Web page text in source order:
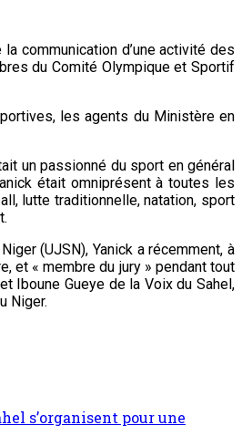
communication d’une activité des
du Comité Olympique et Sportif
les agents du Ministère en
un passionné du sport en général
était omniprésent à toutes les
lutte traditionnelle, natation, sport
(UJSN), Yanick a récemment, à
et « membre du jury » pendant tout
Iboune Gueye de la Voix du Sahel,
Niger.
s’organisent pour une